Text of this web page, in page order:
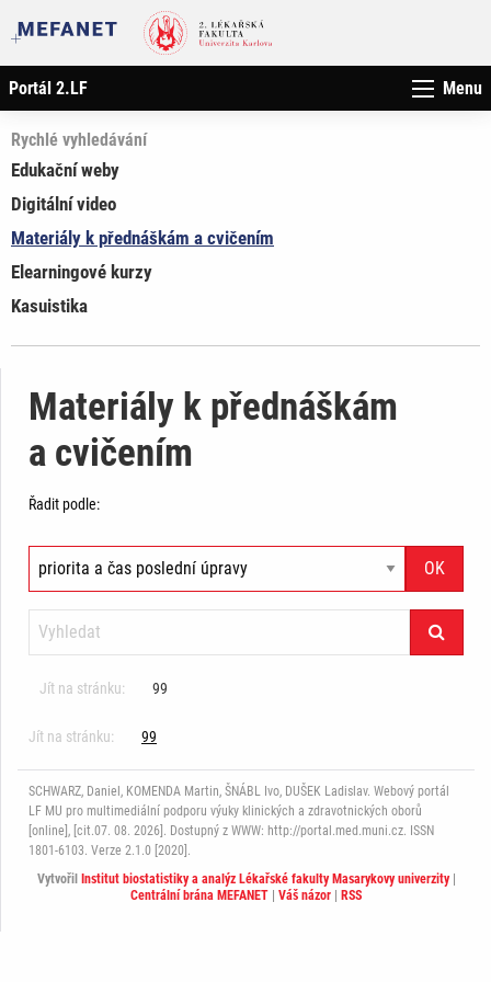
Portál 2.LF Menu
Rychlé vyhledávání
Edukační weby
Digitální video
Materiály k přednáškám a cvičením
Elearningové kurzy
Kasuistika
Materiály k přednáškám
a cvičením
Řadit podle:
Jít na stránku: 99
Jít na stránku: 99
SCHWARZ, Daniel, KOMENDA Martin, ŠNÁBL Ivo, DUŠEK Ladislav. Webový portál
LF MU pro multimediální podporu výuky klinických a zdravotnických oborů
[online], [cit.07. 08. 2026]. Dostupný z WWW: http://portal.med.muni.cz. ISSN
1801-6103. Verze 2.1.0 [2020].
Vytvořil Institut biostatistiky a analýz Lékařské fakulty Masarykovy univerzity|
Centrální brána MEFANET | Váš názor | RSS